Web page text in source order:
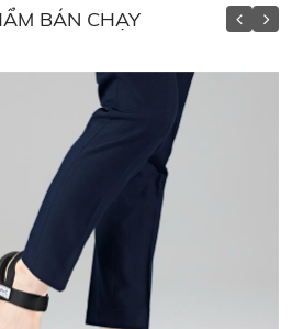
BÁN CHẠY